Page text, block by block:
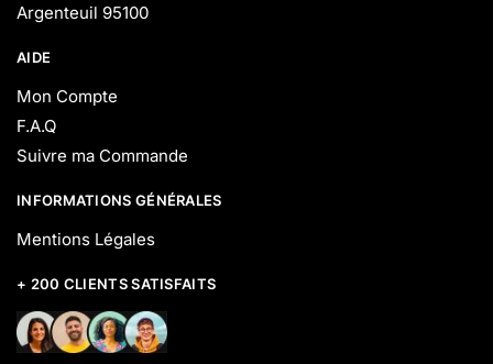
Argenteuil 95100
AIDE
Mon Compte
F.A.Q
Suivre ma Commande
INFORMATIONS GÉNÉRALES
Mentions Légales
+ 200 CLIENTS SATISFAITS